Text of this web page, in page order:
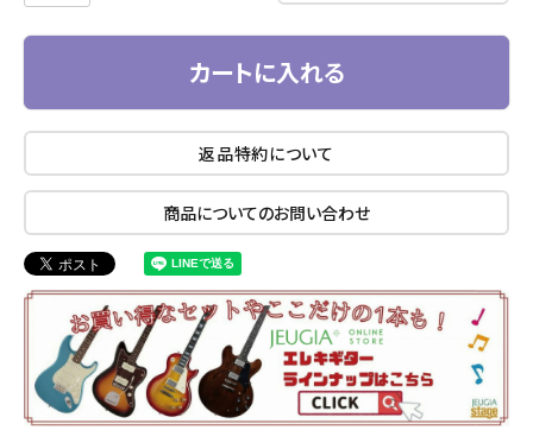
カートに入れる
返品特約について
商品についてのお問い合わせ